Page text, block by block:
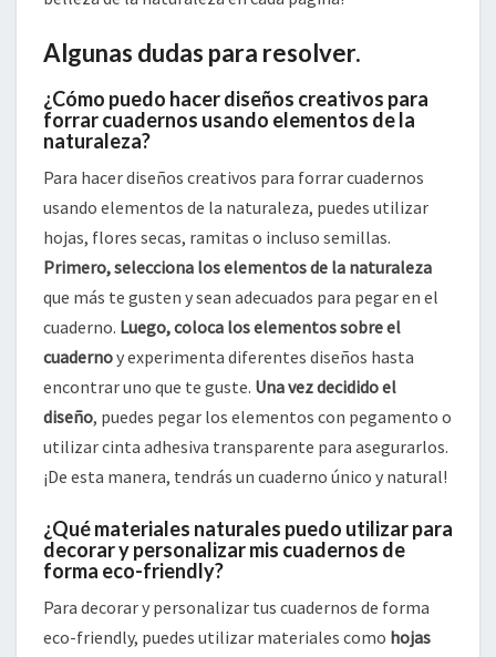
Algunas dudas para resolver.
¿Cómo puedo hacer diseños creativos para
forrar cuadernos usando elementos de la
naturaleza?
Para hacer diseños creativos para forrar cuadernos
usando elementos de la naturaleza, puedes utilizar
hojas, flores secas, ramitas o incluso semillas.
Primero, selecciona los elementos de la naturaleza
que más te gusten y sean adecuados para pegar en el
cuaderno. Luego, coloca los elementos sobre el
cuadernoy experimenta diferentes diseños hasta
encontrar uno que te guste. Una vez decidido el
diseño, puedes pegar los elementos con pegamento o
utilizar cinta adhesiva transparente para asegurarlos.
¡De esta manera, tendrás un cuaderno único y natural!
¿Qué materiales naturales puedo utilizar para
decorar y personalizar mis cuadernos de
forma eco-friendly?
Para decorar y personalizar tus cuadernos de forma
eco-friendly, puedes utilizar materiales como hojas